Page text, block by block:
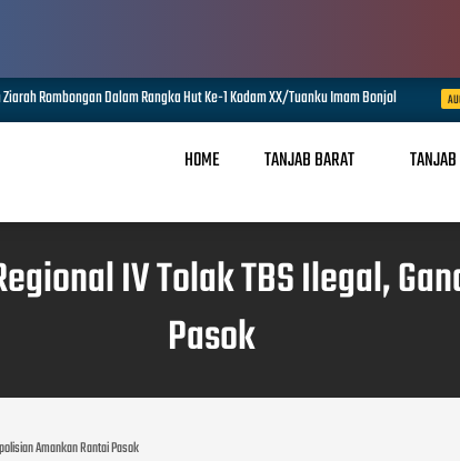
Rombongan Dalam Rangka Hut Ke-1 Kodam XX/Tuanku Imam Bonjol
HOME TANJAB BARAT
IV Tolak TBS Ilegal,
Pasok
Amankan Rantai Pasok